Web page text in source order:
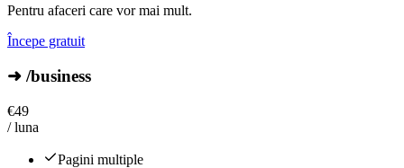
Pentru afaceri care vor mai mult.
Începe gratuit
➜ /business
€49
/ luna
Pagini multiple